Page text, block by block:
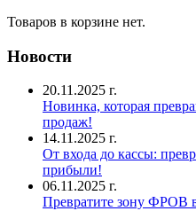
Товаров в корзине нет.
Новости
20.11.2025 г.
Новинка, которая
продаж!
14.11.2025 г.
От входа до кассы:
прибыли!
06.11.2025 г.
Превратите зону ФРОВ